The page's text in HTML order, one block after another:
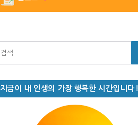
지금이 내 인생의 가장 행복한 시간입니다!